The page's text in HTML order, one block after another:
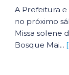
A Prefeitura
no próximo
Missa solene
Bosque Mai...